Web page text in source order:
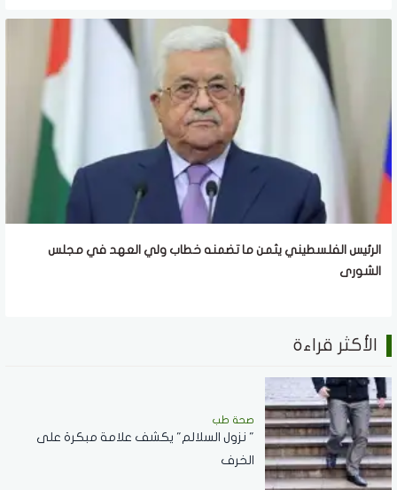
الرئيس الفلسطيني يثمن ما تضمنه خطاب ولي العهد في مجلس
الشورى
الأكثر قراءة
صحة طب
" نزول السلالم" يكشف علامة مبكرة على
الخرف